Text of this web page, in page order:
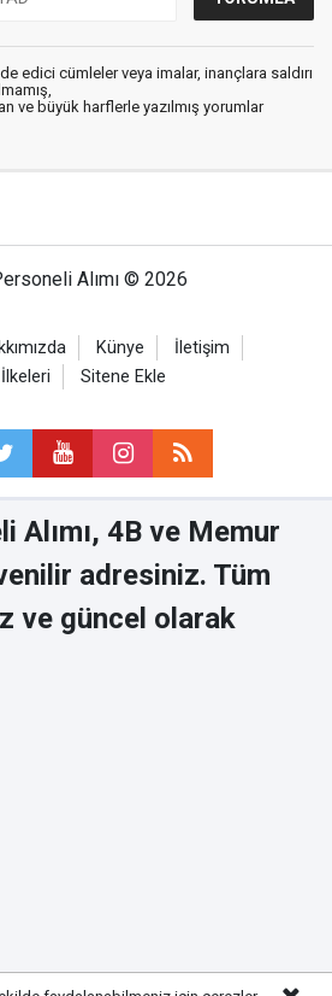
edici cümleler veya imalar, inançlara saldırı
ve büyük harflerle yazılmış yorumlar
Alımı © 2026
Künye
İletişim
Sitene Ekle
Alımı, 4B ve Memur
adresiniz. Tüm
ve güncel olarak